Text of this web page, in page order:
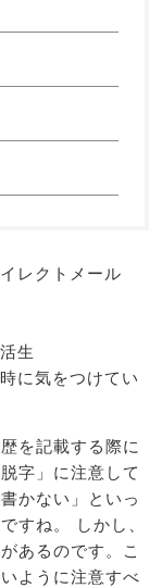
レクトメール
生
に気をつけてい
を記載する際に
字」に注意して
かない」といっ
すね。 しかし、
あるのです。こ
ように注意すべ